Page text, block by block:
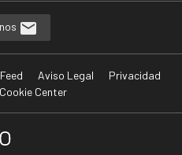
Aviso Legal
Privacidad
Cookie Center